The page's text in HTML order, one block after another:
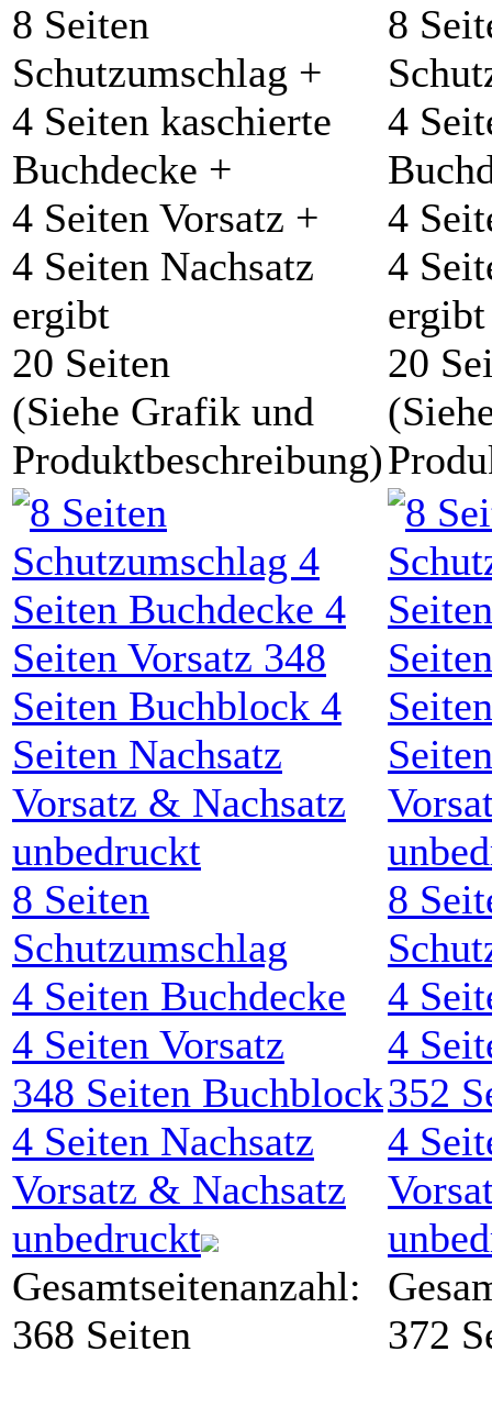
8 Seiten
Schutzumschlag +
4 Seiten kaschierte
Buchdecke +
4 Seiten Vorsatz +
4 Seiten Nachsatz
ergibt
20 Seiten
(Siehe Grafik und
Produktbeschreibung)
8
4
4
4
ergibt
20
8 Seiten
Schutzumschlag
4 Seiten Buchdecke
4 Seiten Vorsatz
348 Seiten Buchblock
4 Seiten Nachsatz
Vorsatz & Nachsatz
unbedruckt
Gesamtseitenanzahl:
368 Seiten
8
4
4
352
4
372